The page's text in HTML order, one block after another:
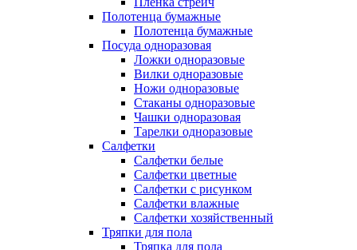
Полотенца бумажные
Полотенца бумажные
Посуда одноразовая
Ложки одноразовые
Вилки одноразовые
Ножи одноразовые
Стаканы одноразовые
Чашки одноразовая
Тарелки одноразовые
Салфетки
Салфетки белые
Салфетки цветные
Салфетки с рисунком
Салфетки влажные
Салфетки хозяйственный
Тряпки для пола
Тряпка для пола